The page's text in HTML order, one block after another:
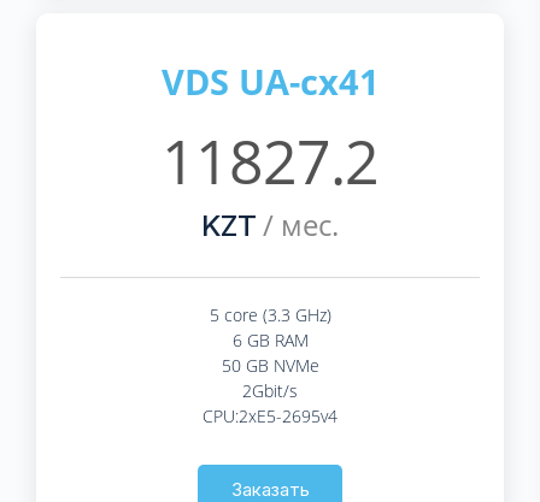
VDS UA-cx41
11827.2
KZT / мес.
5 core (3.3 GHz)
6 GB RAM
50 GB NVMe
2Gbit/s
CPU:2xE5-2695v4
Заказать